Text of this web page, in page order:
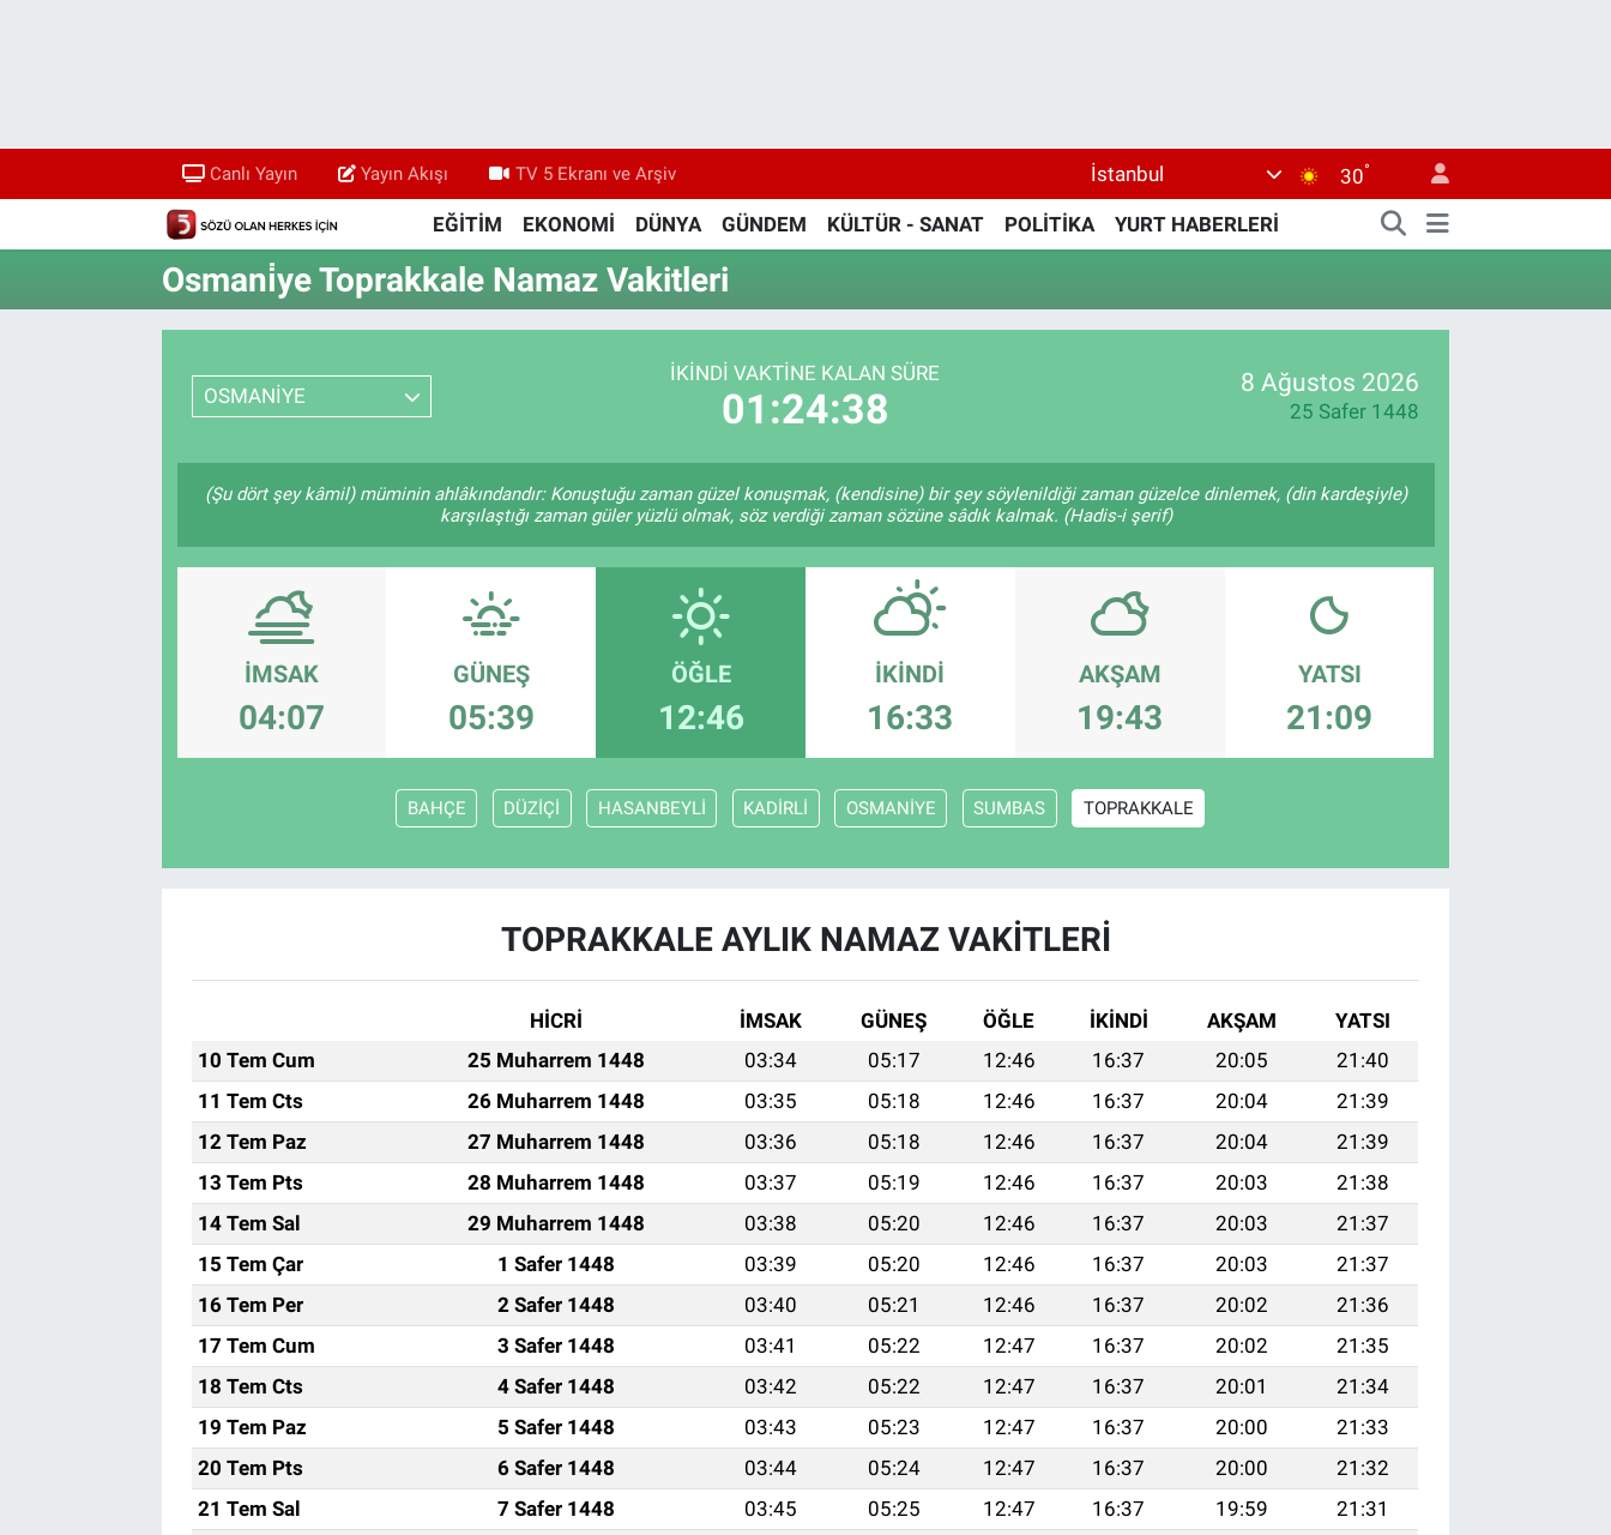
Canlı Yayın Yayın Akışı TV 5 Ekranı ve Arşiv İstanbul 30°
EĞİTİM EKONOMİ DÜNYA GÜNDEM KÜLTÜR - SANAT POLİTİKA YURT HABERLERİ
Osmani̇ye Toprakkale Namaz Vakitleri
OSMANİYE
İKINDI VAKTİNE KALAN SÜRE
01:24:38
8 Ağustos 2026
25 Safer 1448
(Şu dört şey kâmil) müminin ahlâkındandır: Konuştuğu zaman güzel konuşmak, (kendisine) bir şey söylenildiği zaman güzelce dinlemek, (din kardeşiyle)
karşılaştığı zaman güler yüzlü olmak, söz verdiği zaman sözüne sâdık kalmak. (Hadis-i şerif)
İMSAK
04:07
GÜNEŞ
05:39
ÖĞLE
12:46
İKINDI
16:33
AKŞAM
19:43
YATSI
21:09
BAHÇE DÜZİÇİ HASANBEYLİ KADİRLİ OSMANİYE SUMBAS TOPRAKKALE
TOPRAKKALE AYLIK NAMAZ VAKITLERI
HİCRİ İMSAK GÜNEŞ ÖĞLE İKINDI AKŞAM
YATSI
10 Tem Cum
25 Muharrem 1448 03:34 05:17 12:46 16:37 20:05
21:40
11 Tem Cts
26 Muharrem 1448 03:35 05:18 12:46 16:37 20:04
21:39
12 Tem Paz
27 Muharrem 1448 03:36 05:18 12:46 16:37 20:04
21:39
13 Tem Pts
28 Muharrem 1448 03:37 05:19 12:46 16:37 20:03
21:38
14 Tem Sal
29 Muharrem 1448 03:38 05:20 12:46 16:37 20:03
21:37
15 Tem Çar
1 Safer 1448 03:39 05:20 12:46 16:37 20:03
21:37
16 Tem Per
2 Safer 1448 03:40 05:21 12:46 16:37 20:02
21:36
17 Tem Cum
3 Safer 1448 03:41 05:22 12:47 16:37 20:02
21:35
18 Tem Cts
4 Safer 1448 03:42 05:22 12:47 16:37 20:01
21:34
19 Tem Paz
5 Safer 1448 03:43 05:23 12:47 16:37 20:00
21:33
20 Tem Pts
6 Safer 1448 03:44 05:24 12:47 16:37 20:00
21:32
21 Tem Sal
7 Safer 1448 03:45 05:25 12:47 16:37 19:59
21:31
Yayın Akışı
TV 5 Ekranı ve Arşiv